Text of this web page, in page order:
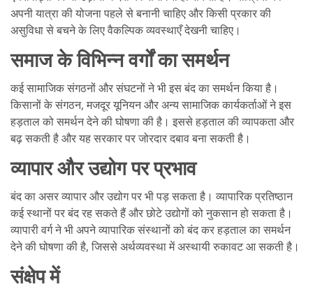
अपनी यात्रा की योजना पहले से बनानी चाहिए और किसी प्रकार की
असुविधा से बचने के लिए वैकल्पिक व्यवस्थाएँ देखनी चाहिए।
समाज के विभिन्न वर्गों का समर्थन
कई सामाजिक संगठनों और संघटनों ने भी इस बंद का समर्थन किया है।
किसानों के संगठन, मजदूर यूनियन और अन्य सामाजिक कार्यकर्ताओं ने इस
हड़ताल को समर्थन देने की घोषणा की है। इससे हड़ताल की व्यापकता और
बढ़ सकती है और यह सरकार पर जोरदार दबाव बना सकती है।
व्यापार और उद्योग पर प्रभाव
बंद का असर व्यापार और उद्योग पर भी पड़ सकता है। व्यापारिक प्रतिष्ठान
कई स्थानों पर बंद रह सकते हैं और छोटे उद्योगों को नुकसान हो सकता है।
व्यापारी वर्ग ने भी अपने व्यापारिक संस्थानों को बंद कर हड़ताल का समर्थन
देने की घोषणा की है, जिससे अर्थव्यवस्था में अस्थायी रुकावट आ सकती है।
संक्षेप में